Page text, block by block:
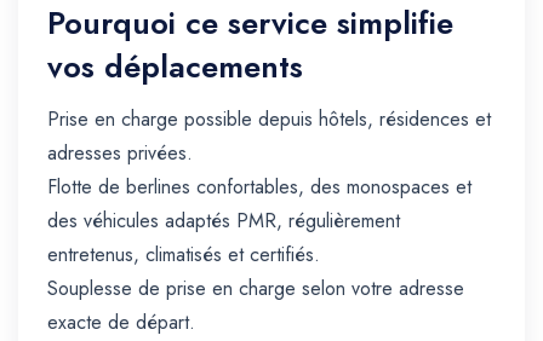
Pourquoi ce service simplifie
vos déplacements
Prise en charge possible depuis hôtels, résidences et
adresses privées.
Flotte de berlines confortables, des monospaces et
des véhicules adaptés PMR, régulièrement
entretenus, climatisés et certifiés.
Souplesse de prise en charge selon votre adresse
exacte de départ.